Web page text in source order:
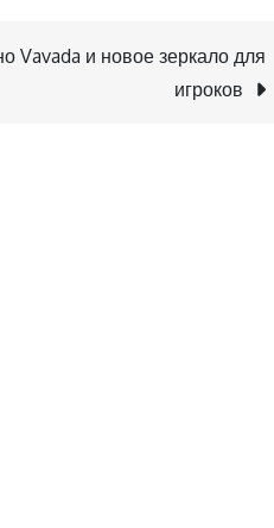
Vavada и новое зеркало для
игроков